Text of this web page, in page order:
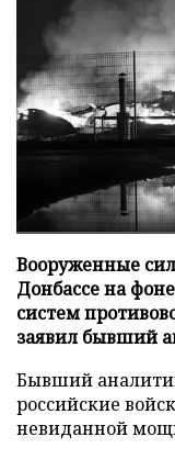
Вооруженные
Донбассе на
систем
заявил бывший
Бывший
российские
невиданной